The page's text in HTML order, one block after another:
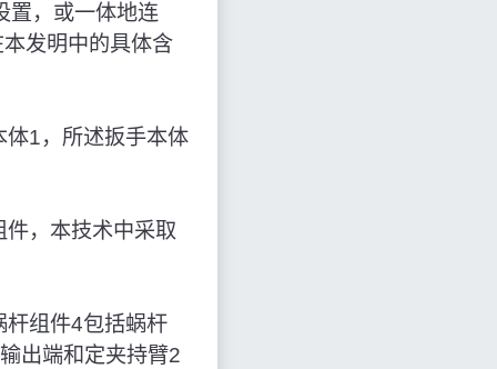
置，或一体地连
发明中的具体含
体1，所述扳手本体
，本技术中采取
杆组件4包括蜗杆
出端和定夹持臂2